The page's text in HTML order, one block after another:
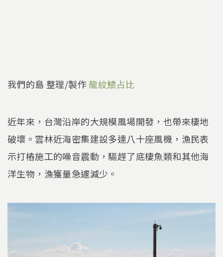
我們的島 整理/製作龍紋鱝占比
近年來，台灣沿岸的大規模風場開發，也帶來棲地
破壞。雲林近海密集建設多達八十座風機，漁民表
示打樁施工的噪音震動，驅趕了底棲魚類和其他海
洋生物，漁獲量急遽減少。